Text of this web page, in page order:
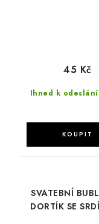
Ihned k odeslání
45 Kč
SVATEBNÍ
DORTÍK SE